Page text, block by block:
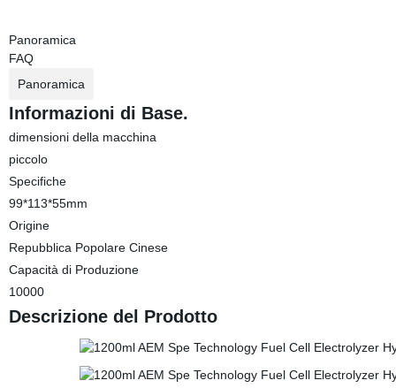
Panoramica
FAQ
Panoramica
Informazioni di Base.
dimensioni della macchina
piccolo
Specifiche
99*113*55mm
Origine
Repubblica Popolare Cinese
Capacità di Produzione
10000
Descrizione del Prodotto